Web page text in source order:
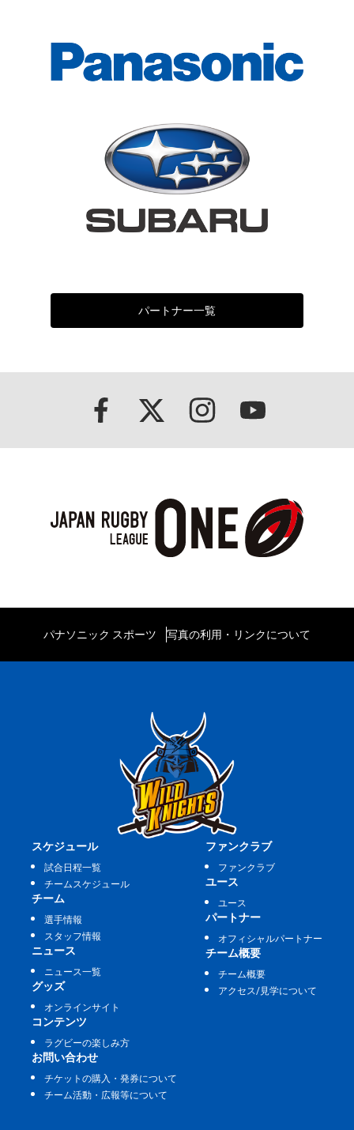
パートナー一覧
パナソニック スポーツ 写真の利用・リンクについて
スケジュール
試合日程一覧
チームスケジュール
チーム
選手情報
スタッフ情報
ニュース
ニュース一覧
グッズ
オンラインサイト
ファンクラブ
ファンクラブ
ユース
ユース
パートナー
オフィシャルパートナー
チーム概要
チーム概要
アクセス/見学について
コンテンツ
ラグビーの楽しみ方
お問い合わせ
チケットの購入・発券について
チーム活動・広報等について